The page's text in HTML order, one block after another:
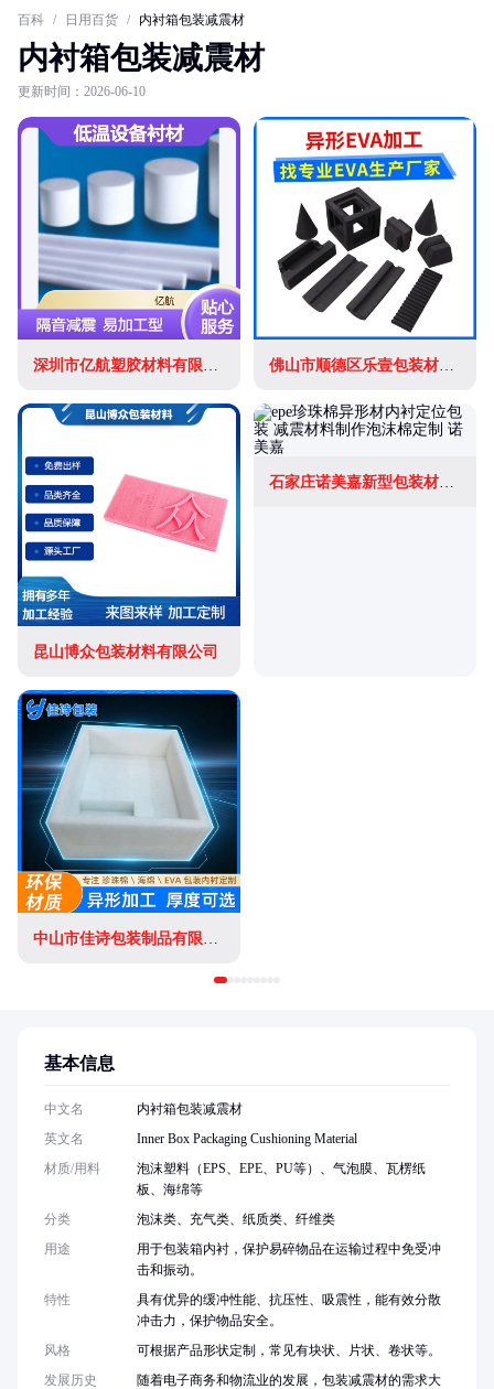
百科 / 日用百货 / 内衬箱包装减震材
内衬箱包装减震材
更新时间：2026-06-10
深圳市亿航塑胶材料有限公司 佛山市顺德区乐壹包装材料厂
昆山博众包装材料有限公司
石家庄诺美嘉新型包装材料有限公司
中山市佳诗包装制品有限公司
基本信息
中文名
内衬箱包装减震材
英文名
Inner Box Packaging Cushioning Material
材质/用料
泡沫塑料（EPS、EPE、PU等）、气泡膜、瓦楞纸
板、海绵等
分类
泡沫类、充气类、纸质类、纤维类
用途
用于包装箱内衬，保护易碎物品在运输过程中免受冲
击和振动。
特性
具有优异的缓冲性能、抗压性、吸震性，能有效分散
冲击力，保护物品安全。
风格
可根据产品形状定制，常见有块状、片状、卷状等。
发展历史
随着电子商务和物流业的发展，包装减震材的需求大